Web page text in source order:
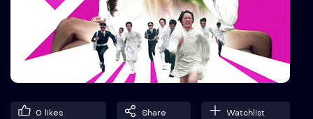
0 likes Share Watchlist